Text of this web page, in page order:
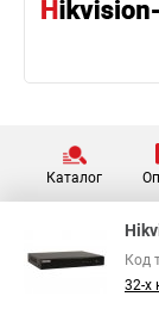
Каталог
Код
32-х